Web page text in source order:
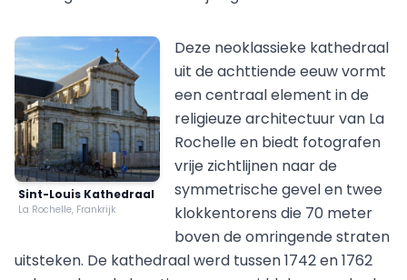
Sint-Louis Kathedraal
La Rochelle, Frankrijk
Deze neoklassieke kathedraal
uit de achttiende eeuw vormt
een centraal element in de
religieuze architectuur van La
Rochelle en biedt fotografen
vrije zichtlijnen naar de
symmetrische gevel en twee
klokkentorens die 70 meter
boven de omringende straten
uitsteken. De kathedraal werd tussen 1742 en 1762